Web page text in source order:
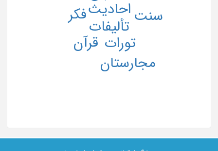
احادیث
تألیفات
تورات
سنت
فکر
قرآن
مجارستان